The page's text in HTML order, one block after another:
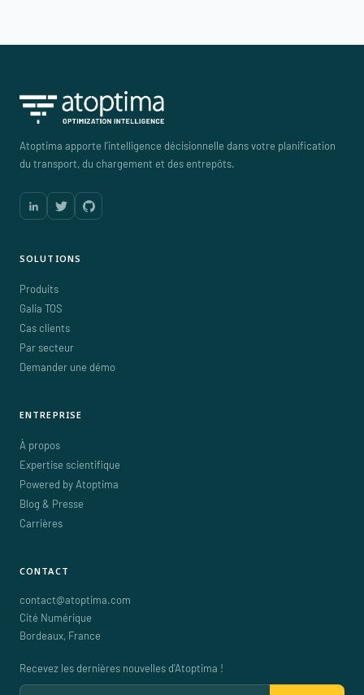
Atoptima apporte l’intelligence décisionnelle dans votre planification
du transport, du chargement et des entrepôts.
SOLUTIONS
Produits
Galia TOS
Cas clients
Par secteur
Demander une démo
ENTREPRISE
À propos
Expertise scientifique
Powered by Atoptima
Blog & Presse
Carrières
CONTACT
contact@atoptima.com
Cité Numérique
Bordeaux, France
Recevez les dernières nouvelles d'Atoptima !